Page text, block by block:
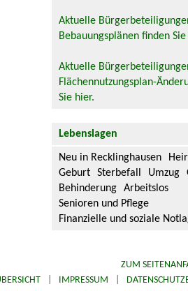
Aktuelle
Bebauungsplänen finden Sie
Aktuelle
Flächennutzungsplan-
Sie hier.
Lebenslagen
Neu in Recklinghausen
Geburt
Sterbefall Umzug
Behinderung
Arbeitslos
Senioren und Pflege
Finanzielle und soziale
ZUM
IMPRESSUM